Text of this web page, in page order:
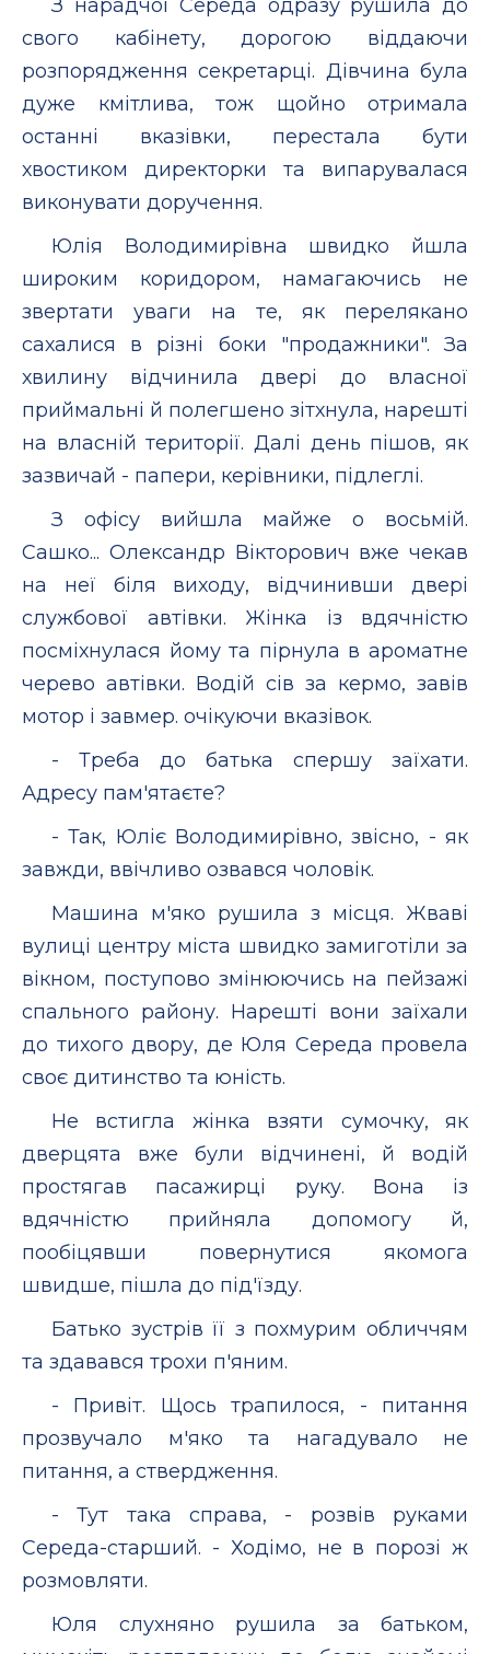
З нарадчої Середа одразу рушила до
свого кабінету, дорогою віддаючи
розпорядження секретарці. Дівчина була
дуже кмітлива, тож щойно отримала
останні вказівки, перестала бути
хвостиком директорки та випарувалася
виконувати доручення.
Юлія Володимирівна швидко йшла
широким коридором, намагаючись не
звертати уваги на те, як перелякано
сахалися в різні боки "продажники". За
хвилину відчинила двері до власної
приймальні й полегшено зітхнула, нарешті
на власній території. Далі день пішов, як
зазвичай - папери, керівники, підлеглі.
З офісу вийшла майже о восьмій.
Сашко... Олександр Вікторович вже чекав
на неї біля виходу, відчинивши двері
службової автівки. Жінка із вдячністю
посміхнулася йому та пірнула в ароматне
черево автівки. Водій сів за кермо, завів
мотор і завмер. очікуючи вказівок.
- Треба до батька спершу заїхати.
Адресу пам'ятаєте?
- Так, Юліє Володимирівно, звісно, - як
завжди, ввічливо озвався чоловік.
Машина м'яко рушила з місця. Жваві
вулиці центру міста швидко замиготіли за
вікном, поступово змінюючись на пейзажі
спального району. Нарешті вони заїхали
до тихого двору, де Юля Середа провела
своє дитинство та юність.
Не встигла жінка взяти сумочку, як
дверцята вже були відчинені, й водій
простягав пасажирці руку. Вона із
вдячністю прийняла допомогу й,
пообіцявши повернутися якомога
швидше, пішла до під'їзду.
Батько зустрів її з похмурим обличчям
та здавався трохи п'яним.
- Привіт. Щось трапилося, - питання
прозвучало м'яко та нагадувало не
питання, а ствердження.
- Тут така справа, - розвів руками
Середа-старший. - Ходімо, не в порозі ж
розмовляти.
Юля слухняно рушила за батьком,